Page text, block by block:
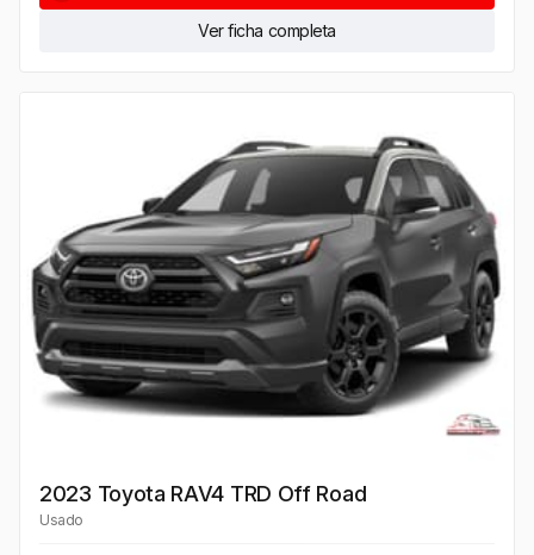
Ver ficha completa
2023 Toyota RAV4 TRD Off Road
Usado